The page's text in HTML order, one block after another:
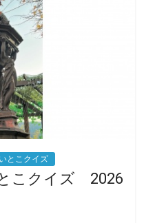
とこクイズ
こクイズ 2026